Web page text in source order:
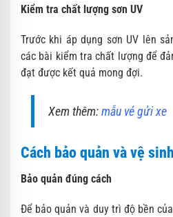
Kiểm tra chất lượng sơn UV
Trước khi áp dụng sơn UV lên
các bài kiểm tra chất lượng để
đạt được kết quả mong đợi.
Xem thêm:mẫu vé gửi xe
Cách bảo quản và vệ
Bảo quản đúng cách
Để bảo quản và duy trì độ bền